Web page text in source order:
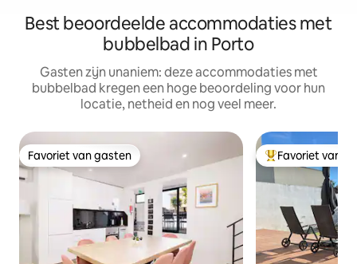
Best beoordeelde accommodaties met
bubbelbad in Porto
Gasten zijn unaniem: deze accommodaties met
bubbelbad kregen een hoge beoordeling voor hun
locatie, netheid en nog veel meer.
Favoriet van gasten
Favoriet van gasten Topfavoriet van
Favoriet van